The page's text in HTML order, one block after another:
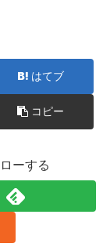
はてブ
コピー
ーする